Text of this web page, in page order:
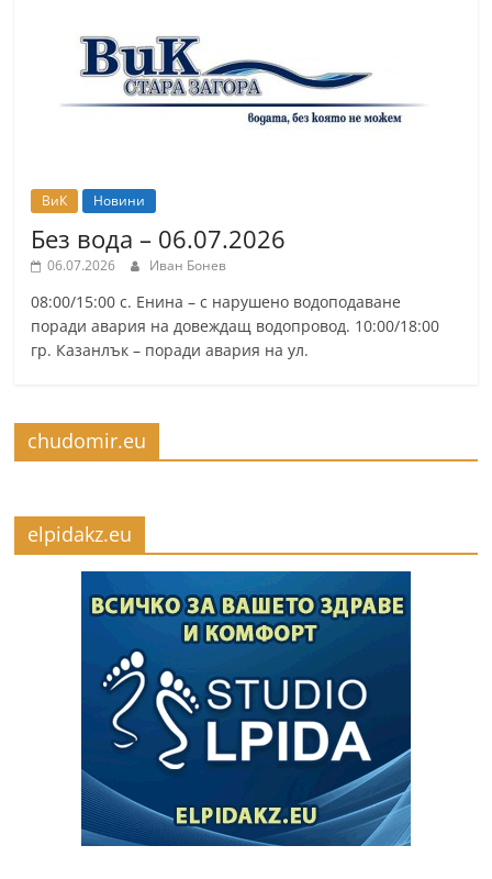
ВиК Новини
Без вода – 06.07.2026
06.07.2026 Иван Бонев
08:00/15:00 с. Енина – с нарушено водоподаване
поради авария на довеждащ водопровод. 10:00/18:00
гр. Казанлък – поради авария на ул.
chudomir.eu
elpidakz.eu